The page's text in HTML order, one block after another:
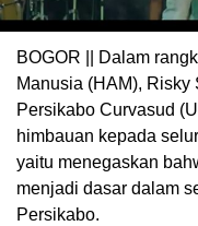
BOGOR || Dalam
Manusia (HAM),
Persikabo Curvasud
himbauan kepada
yaitu menegaskan
menjadi dasar dalam
Persikabo.